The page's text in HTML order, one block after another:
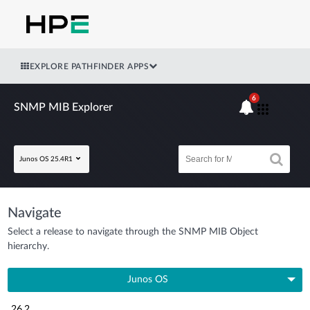
EXPLORE PATHFINDER APPS
SNMP MIB Explorer
Junos OS 25.4R1
6
Navigate
Select a release to navigate through the SNMP MIB Object
hierarchy.
Junos OS